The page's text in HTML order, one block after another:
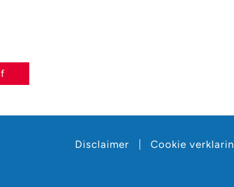
Disclaimer Cookie